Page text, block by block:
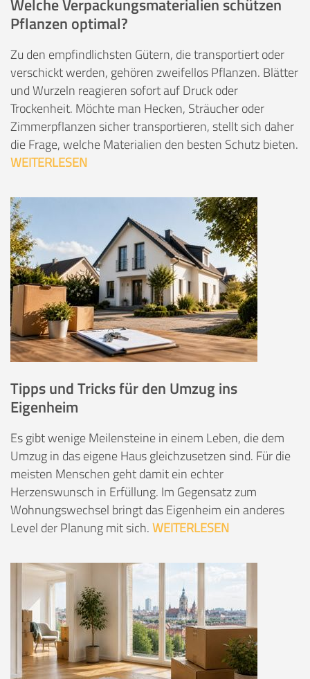
Welche Verpackungsmaterialien schützen
Pflanzen optimal?
Zu den empfindlichsten Gütern, die transportiert oder
verschickt werden, gehören zweifellos Pflanzen. Blätter
und Wurzeln reagieren sofort auf Druck oder
Trockenheit. Möchte man Hecken, Sträucher oder
Zimmerpflanzen sicher transportieren, stellt sich daher
die Frage, welche Materialien den besten Schutz bieten.
WEITERLESEN
Tipps und Tricks für den Umzug ins
Eigenheim
Es gibt wenige Meilensteine in einem Leben, die dem
Umzug in das eigene Haus gleichzusetzen sind. Für die
meisten Menschen geht damit ein echter
Herzenswunsch in Erfüllung. Im Gegensatz zum
Wohnungswechsel bringt das Eigenheim ein anderes
Level der Planung mit sich.WEITERLESEN